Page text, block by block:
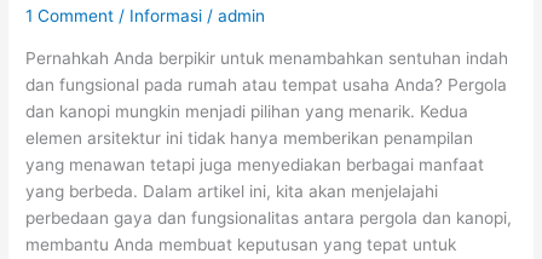
1 Comment / Informasi /admin
Pernahkah Anda berpikir untuk menambahkan sentuhan indah
dan fungsional pada rumah atau tempat usaha Anda? Pergola
dan kanopi mungkin menjadi pilihan yang menarik. Kedua
elemen arsitektur ini tidak hanya memberikan penampilan
yang menawan tetapi juga menyediakan berbagai manfaat
yang berbeda. Dalam artikel ini, kita akan menjelajahi
perbedaan gaya dan fungsionalitas antara pergola dan kanopi,
membantu Anda membuat keputusan yang tepat untuk